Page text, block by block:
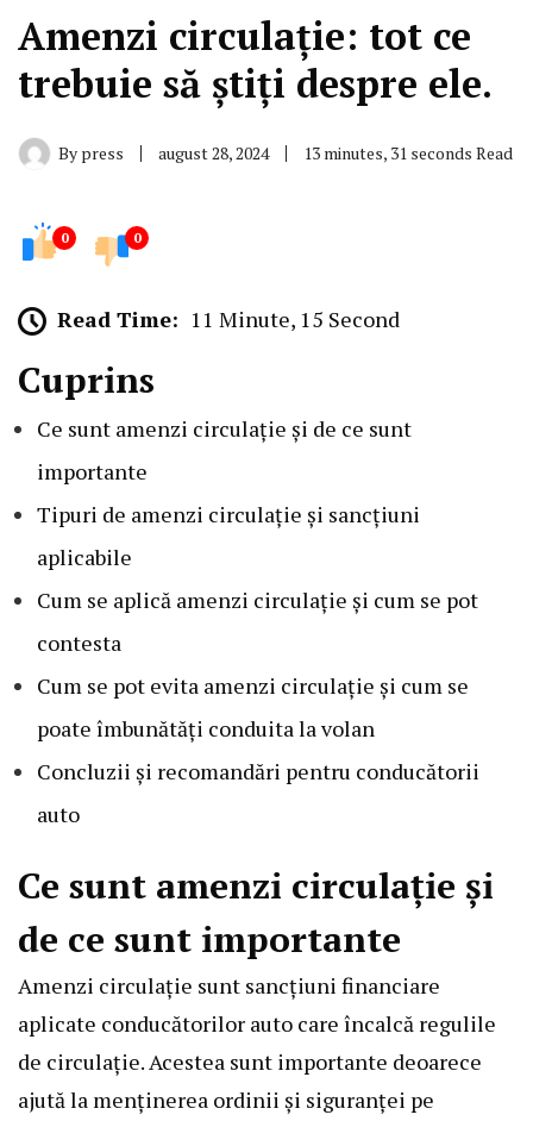
Amenzi circulație: tot ce
trebuie să știți despre ele.
By press august 28, 2024 13 minutes, 31 seconds Read
0 0
Read Time: 11 Minute, 15 Second
Cuprins
Ce sunt amenzi circulație și de ce sunt
importante
Tipuri de amenzi circulație și sancțiuni
aplicabile
Cum se aplică amenzi circulație și cum se pot
contesta
Cum se pot evita amenzi circulație și cum se
poate îmbunătăți conduita la volan
Concluzii și recomandări pentru conducătorii
auto
Ce sunt amenzi circulație și
de ce sunt importante
Amenzi circulație sunt sancțiuni financiare
aplicate conducătorilor auto care încalcă regulile
de circulație. Acestea sunt importante deoarece
ajută la menținerea ordinii și siguranței pe